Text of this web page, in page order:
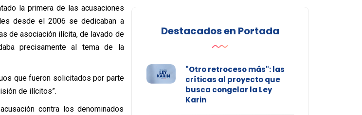
la primera de las acusaciones
desde el 2006 se dedicaban a
de asociación ilícita, de lavado de
precisamente al tema de la
que fueron solicitados por parte
de ilícitos”.
contra los denominados
Destacados en Portada
"Otro retroceso más": las
críticas al proyecto que
busca congelar la Ley
Karin